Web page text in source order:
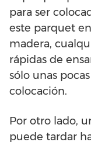
para ser
este parquet
madera,
rápidas de
sólo unas
colocación.
Por otro lado,
puede tardar